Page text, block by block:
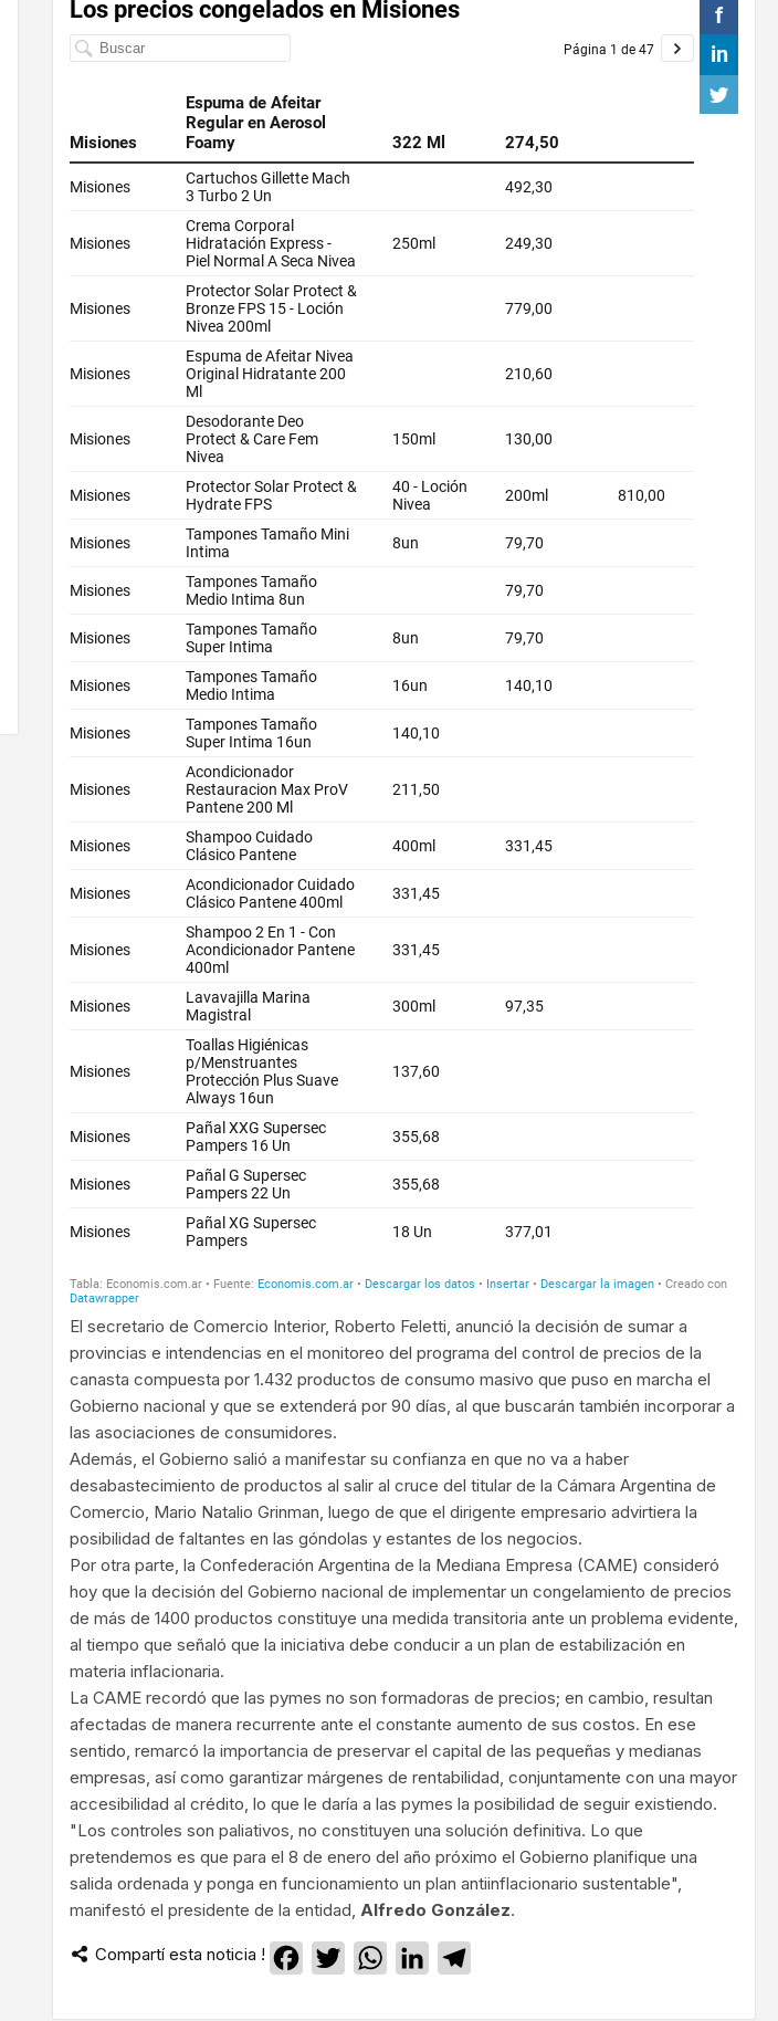
El secretario de Comercio Interior, Roberto Feletti, anunció la decisión de sumar a
provincias e intendencias en el monitoreo del programa del control de precios de la
canasta compuesta por 1.432 productos de consumo masivo que puso en marcha el
Gobierno nacional y que se extenderá por 90 días, al que buscarán también incorporar a
las asociaciones de consumidores.
Además, el Gobierno salió a manifestar su confianza en que no va a haber
desabastecimiento de productos al salir al cruce del titular de la Cámara Argentina de
Comercio, Mario Natalio Grinman, luego de que el dirigente empresario advirtiera la
posibilidad de faltantes en las góndolas y estantes de los negocios.
Por otra parte, la Confederación Argentina de la Mediana Empresa (CAME) consideró
hoy que la decisión del Gobierno nacional de implementar un congelamiento de precios
de más de 1400 productos constituye una medida transitoria ante un problema evidente,
al tiempo que señaló que la iniciativa debe conducir a un plan de estabilización en
materia inflacionaria.
La CAME recordó que las pymes no son formadoras de precios; en cambio, resultan
afectadas de manera recurrente ante el constante aumento de sus costos. En ese
sentido, remarcó la importancia de preservar el capital de las pequeñas y medianas
empresas, así como garantizar márgenes de rentabilidad, conjuntamente con una mayor
accesibilidad al crédito, lo que le daría a las pymes la posibilidad de seguir existiendo.
"Los controles son paliativos, no constituyen una solución definitiva. Lo que
pretendemos es que para el 8 de enero del año próximo el Gobierno planifique una
salida ordenada y ponga en funcionamiento un plan antiinflacionario sustentable",
manifestó el presidente de la entidad, Alfredo González.
Compartí esta noticia ! Facebook
TwitterWhatsApp
LinkedIn